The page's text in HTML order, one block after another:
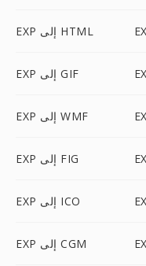
EXP إلى HTML
EXP إلى GIF
EXP إلى WMF
EXP إلى FIG
EXP إلى ICO
EXP إلى CGM